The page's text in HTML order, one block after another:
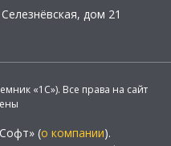
дом 21
«1С»). Все права на сайт
(о компании).